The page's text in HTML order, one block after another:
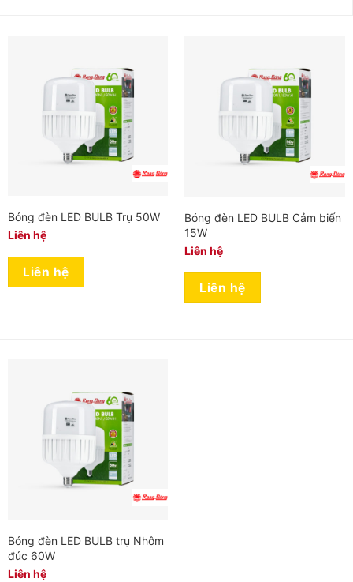
Bóng đèn LED BULB Trụ 50W
Liên hệ
Liên hệ
Bóng đèn LED BULB Cảm biến
15W
Liên hệ
Liên hệ
Bóng đèn LED BULB trụ Nhôm
đúc 60W
Liên hệ